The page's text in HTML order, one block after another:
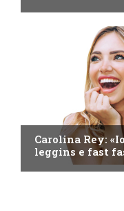
Carolina Rey:
leggins e fast